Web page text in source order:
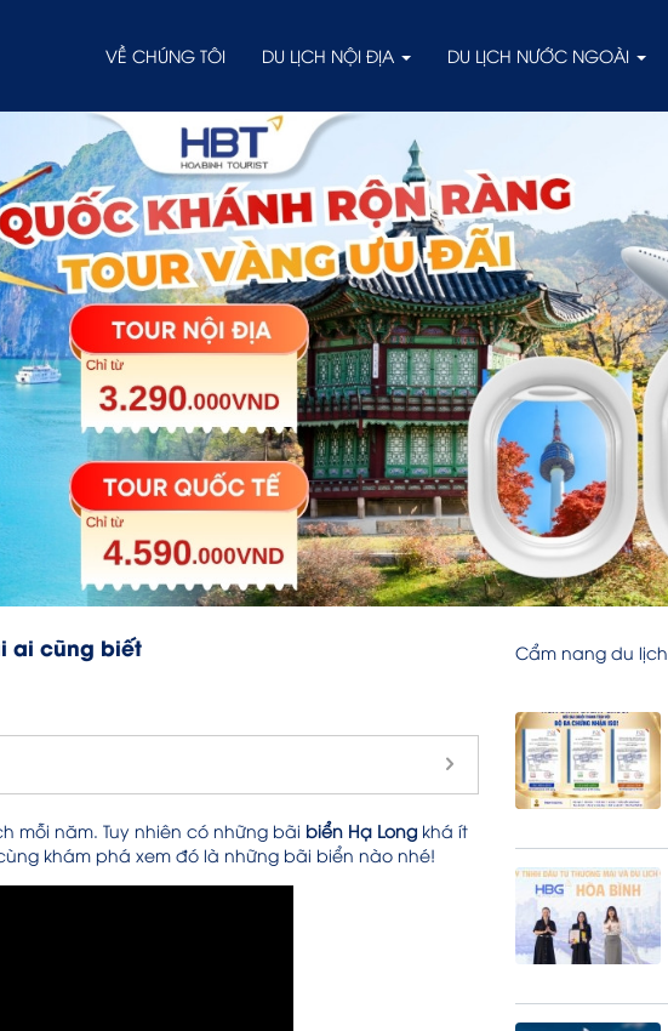
VỀ CHÚNG TÔI DU LỊCH NỘI ĐỊA DU LỊCH NƯỚC NGOÀI
ai cũng biết
mỗi năm. Tuy nhiên có những bãi biển Hạ Long khá ít
khám phá xem đó là những bãi biển nào nhé!
Cẩm nang du lịch